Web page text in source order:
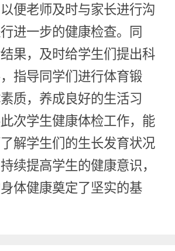
便老师及时与家长进行沟
进一步的健康检查。同
果，及时给学生们提出科
指导同学们进行体育锻
质，养成良好的生活习
次学生健康体检工作，能
解学生们的生长发育状况
续提高学生的健康意识，
体健康奠定了坚实的基